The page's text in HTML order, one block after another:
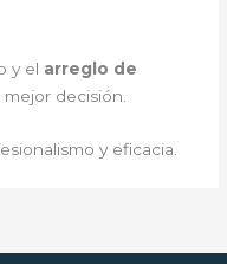
y el arreglo de
mejor decisión.
y eficacia.